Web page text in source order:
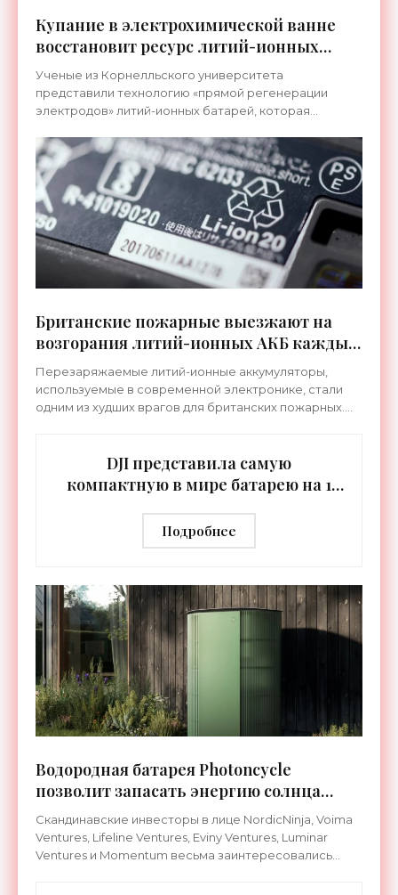
Купание в электрохимической ванне
восстановит ресурс литий-ионных
батарей на 95 % - «Технологии»
Ученые из Корнелльского университета
представили технологию «прямой регенерации
электродов» литий-ионных батарей, которая
простой и дешевый способ в
Британские пожарные выезжают на
возгорания литий-ионных АКБ каждые
пять часов - «Техника»
Перезаряжаемые литий-ионные аккумуляторы,
используемые в современной электронике, стали
одним из худших врагов для британских пожарных.
DJI представила самую
компактную в мире батарею на 1
Подробнее
Водородная батарея Photoncycle
позволит запасать энергию солнца
летом, чтобы использовать ее зимой -
«Технологии»
Скандинавские инвесторы в лице NordicNinja, Voima
Ventures, Lifeline Ventures, Eviny Ventures, Luminar
Ventures и Momentum весьма заинтересовались